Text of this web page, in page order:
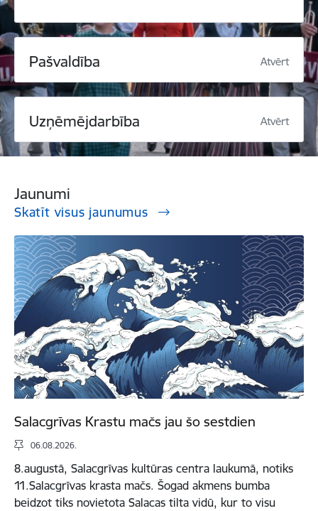
Pašvaldība Atvērt
Uzņēmējdarbība Atvērt
Jaunumi
Skatīt visus jaunumus
Salacgrīvas Krastu mačs jau šo sestdien
06.08.2026.
8.augustā, Salacgrīvas kultūras centra laukumā, notiks
11.Salacgrīvas krasta mačs. Šogad akmens bumba
beidzot tiks novietota Salacas tilta vidū, kur to visu